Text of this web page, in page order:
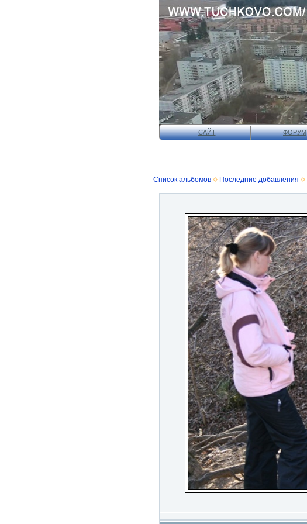
САЙТ ФОРУМ
Список альбомов
Последние добавления